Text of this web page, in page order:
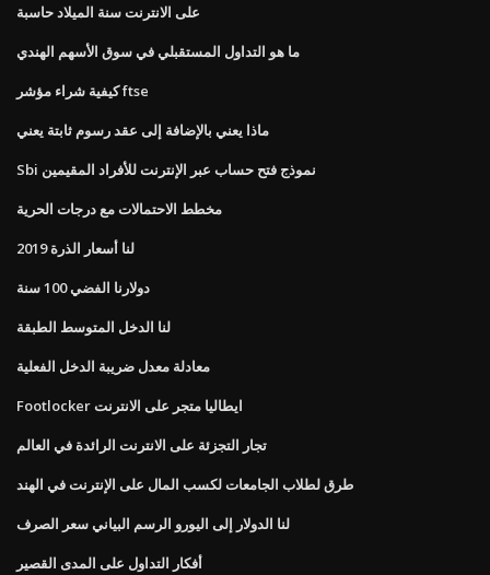
على الانترنت سنة الميلاد حاسبة
ما هو التداول المستقبلي في سوق الأسهم الهندي
كيفية شراء مؤشر ftse
ماذا يعني بالإضافة إلى عقد رسوم ثابتة يعني
Sbi نموذج فتح حساب عبر الإنترنت للأفراد المقيمين
مخطط الاحتمالات مع درجات الحرية
لنا أسعار الذرة 2019
دولارنا الفضي 100 سنة
لنا الدخل المتوسط ​​الطبقة
معادلة معدل ضريبة الدخل الفعلية
Footlocker ايطاليا متجر على الانترنت
تجار التجزئة على الانترنت الرائدة في العالم
طرق لطلاب الجامعات لكسب المال على الإنترنت في الهند
لنا الدولار إلى اليورو الرسم البياني سعر الصرف
أفكار التداول على المدى القصير